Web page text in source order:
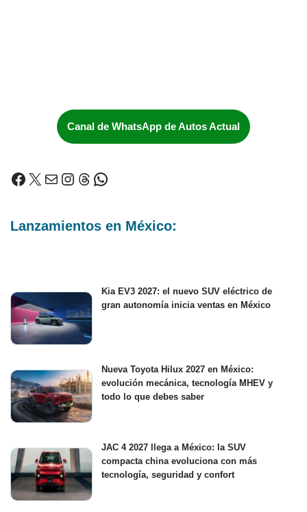
Canal de WhatsApp de Autos Actual
Lanzamientos en México:
Kia EV3 2027: el nuevo SUV eléctrico de
gran autonomía inicia ventas en México
Nueva Toyota Hilux 2027 en México:
evolución mecánica, tecnología MHEV y
todo lo que debes saber
JAC 4 2027 llega a México: la SUV
compacta china evoluciona con más
tecnología, seguridad y confort